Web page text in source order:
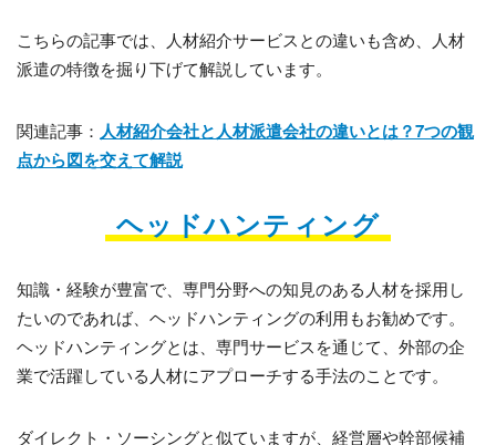
こちらの記事では、人材紹介サービスとの違いも含め、人材
派遣の特徴を掘り下げて解説しています。
関連記事： 人材紹介会社と人材派遣会社の違いとは？7つの観
点から図を交えて解説
ヘッドハンティング
知識・経験が豊富で、専門分野への知見のある人材を採用し
たいのであれば、ヘッドハンティングの利用もお勧めです。
ヘッドハンティングとは、専門サービスを通じて、外部の企
業で活躍している人材にアプローチする手法のことです。
ダイレクト・ソーシングと似ていますが、経営層や幹部候補